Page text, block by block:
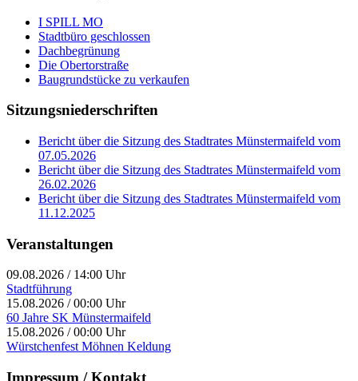
I SPILL MO
Stadtbüro geschlossen
Dachbegrünung
Die Obertorstraße
Baugrundstücke zu verkaufen
Sitzungsniederschriften
Bericht über die Sitzung des Stadtrates Münstermaifeld vom
07.05.2026
Bericht über die Sitzung des Stadtrates Münstermaifeld vom
26.02.2026
Bericht über die Sitzung des Stadtrates Münstermaifeld vom
11.12.2025
Veranstaltungen
09.08.2026 / 14:00 Uhr
Stadtführung
15.08.2026 /00:00 Uhr
60 Jahre SK Münstermaifeld
15.08.2026 /00:00 Uhr
Würstchenfest Möhnen Keldung
Impressum / Kontakt